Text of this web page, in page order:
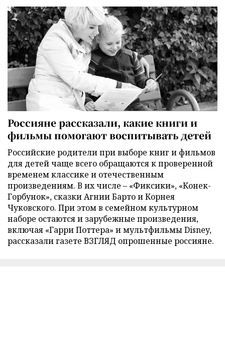
Россияне рассказали, какие книги и
фильмы помогают воспитывать детей
Российские родители при выборе книг и фильмов
для детей чаще всего обращаются к проверенной
временем классике и отечественным
произведениям. В их числе – «Фиксики», «Конек-
Горбунок», сказки Агнии Барто и Корнея
Чуковского. При этом в семейном культурном
наборе остаются и зарубежные произведения,
включая «Гарри Поттера» и мультфильмы Disney,
рассказали газете ВЗГЛЯД опрошенные россияне.